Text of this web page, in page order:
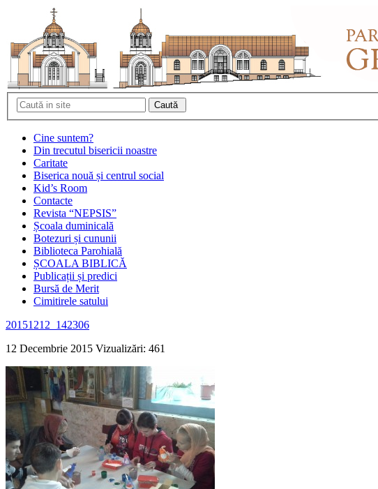
Cine suntem?
Din trecutul bisericii noastre
Caritate
Biserica nouă și centrul social
Kid’s Room
Contacte
Revista “NEPSIS”
Școala duminicală
Botezuri și cununii
Biblioteca Parohială
ȘCOALA BIBLICĂ
Publicații și predici
Bursă de Merit
Cimitirele satului
20151212_142306
12 Decembrie 2015 Vizualizări: 461